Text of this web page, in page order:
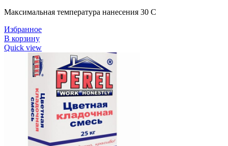
Максимальная температура нанесения 30 C
Избранное
В корзину
Quick view